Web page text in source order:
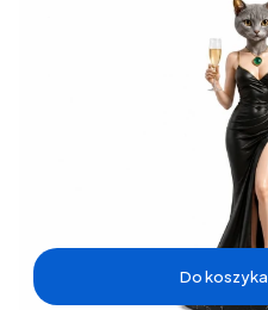
Do koszyka